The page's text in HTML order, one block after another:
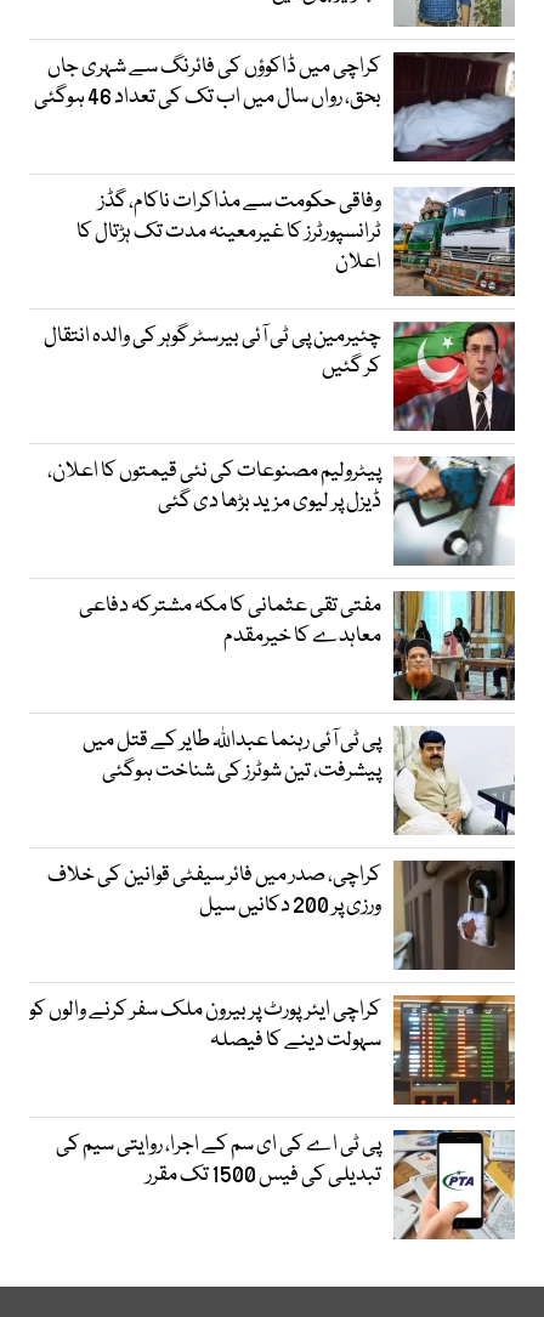
کراچی میں ڈاکوؤں کی فائرنگ سے شہری جاں
بحق، رواں سال میں اب تک کی تعداد 46 ہوگئی
وفاقی حکومت سے مذاکرات ناکام، گڈز
ٹرانسپورٹرز کا غیرمعینہ مدت تک ہڑتال کا
اعلان
چئیرمین پی ٹی آئی بیرسٹر گوہر کی والدہ انتقال
کر گئیں
پیٹرولیم مصنوعات کی نئی قیمتوں کا اعلان،
ڈیزل پر لیوی مزید بڑھا دی گئی
مفتی تقی عثمانی کا مکہ مشترکہ دفاعی
معاہدے کا خیرمقدم
پی ٹی آئی رہنما عبداللہ طایر کے قتل میں
پیشرفت، تین شوٹرز کی شناخت ہوگئی
کراچی، صدر میں فائر سیفٹی قوانین کی خلاف
ورزی پر 200 دکانیں سیل
کراچی ایئرپورٹ پر بیرون ملک سفر کرنے والوں کو
سہولت دینے کا فیصلہ
پی ٹی اے کی ای سم کے اجرا، روایتی سیم کی
تبدیلی کی فیس 1500 تک مقرر